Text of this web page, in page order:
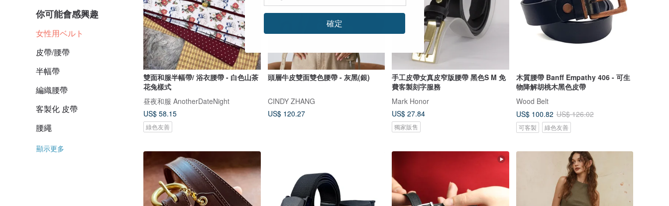
你可能會感興趣
女性用ベルト
皮帶/腰帶
半幅帶
編織腰帶
客製化 皮帶
腰繩
顯示更多
雙面和服半幅帶/ 浴衣腰帶 - 白色山茶
花兔樣式
昼夜和服 AnotherDateNight
US$ 58.15
綠色友善
頭層牛皮雙面雙色腰帶 - 灰黑(銀)
CINDY ZHANG
US$ 120.27
手工皮帶女真皮窄版腰帶 黑色S M 免
費客製刻字服務
Mark Honor
US$ 27.84
獨家販售
木質腰帶 Banff Empathy 406 - 可生
物降解胡桃木黑色皮帶
Wood Belt
US$ 100.82 US$ 126.02
可客製 綠色友善
確定